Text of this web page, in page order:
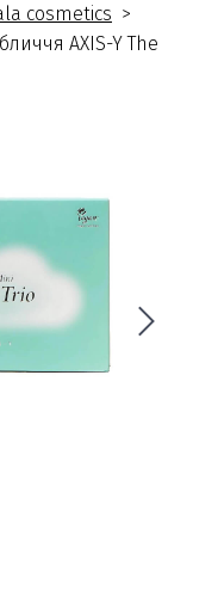
cosmetics
AXIS-Y The